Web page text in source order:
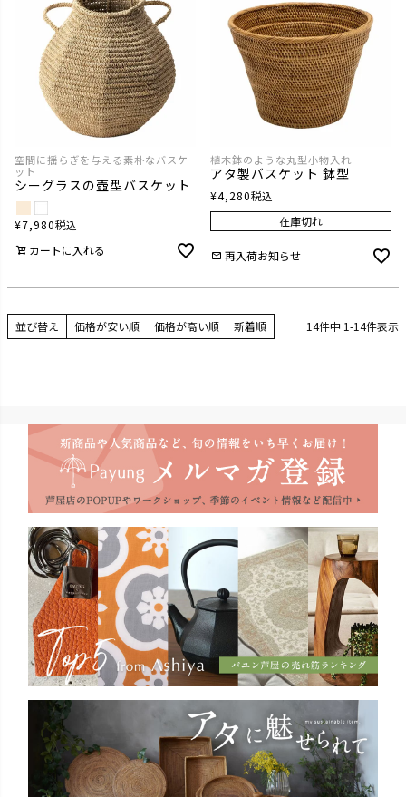
空間に揺らぎを与える素朴なバスケ
ット
シーグラスの壺型バスケット
¥7,980税込
カートに入れる
植木鉢のような丸型小物入れ
アタ製バスケット 鉢型
¥4,280税込
在庫切れ
再入荷お知らせ
並び替え 価格が安い順 価格が高い順 新着順 14件中 1-14件表示